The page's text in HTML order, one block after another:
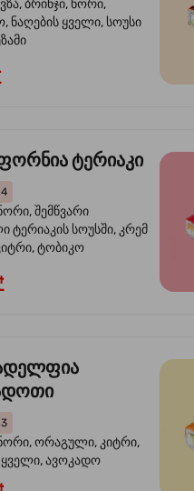
ბრინჯი, ნორი,
ნაღების ყველი, სოუსი
ტერიაკი
4
შემწვარი
ტერიაკის სოუსში, კრემ
ტობიკო
3
ორაგული, კიტრი,
ყველი, ავოკადო